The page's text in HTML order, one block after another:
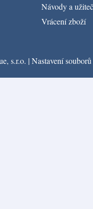
Návody a
Vrácení zboží
s.r.o. |Nastavení